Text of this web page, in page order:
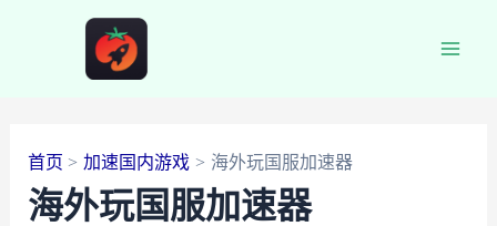
首页 加速国内游戏 海外玩国服加速器
海外玩国服加速器